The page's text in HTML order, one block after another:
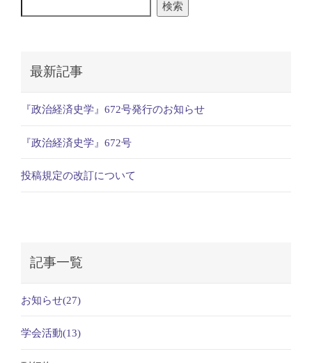
検索
最新記事
『政治経済史学』672号発行のお知らせ
『政治経済史学』672号
投稿規定の改訂について
記事一覧
お知らせ(27)
学会活動(13)